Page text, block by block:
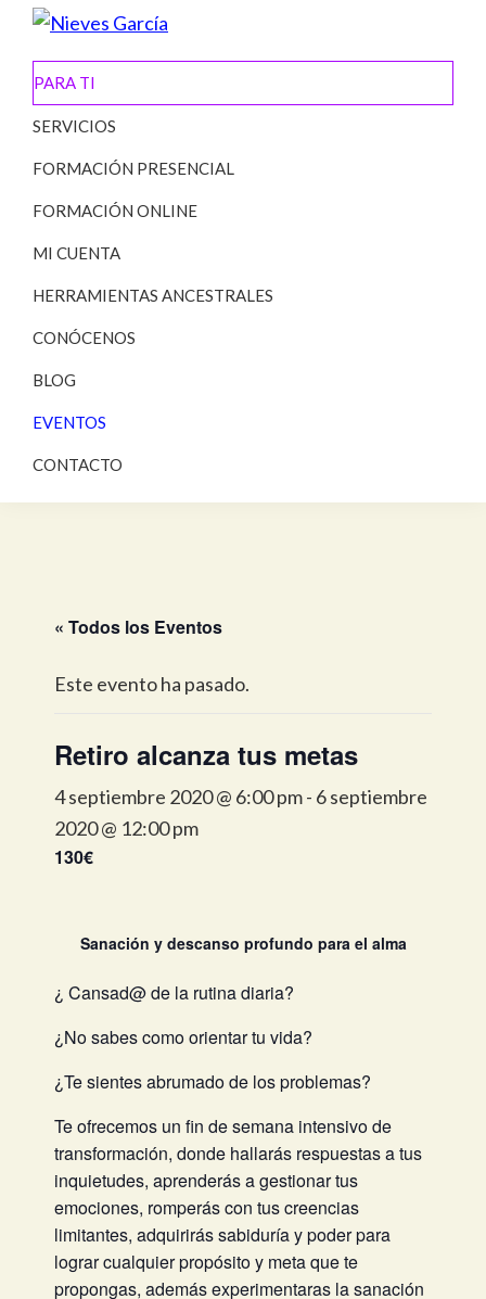
Saltar
navegación
Saltar
contenido
principal
García
tus
metas
propósito
PARA TI
SERVICIOS
FORMACIÓN PRESENCIAL
FORMACIÓN ONLINE
MI CUENTA
HERRAMIENTAS ANCESTRALES
CONÓCENOS
BLOG
EVENTOS
CONTACTO
« Todos los Eventos
Este evento ha pasado.
Retiro alcanza tus metas
4 septiembre 2020 @ 6:00 pm- 6 septiembre
2020 @ 12:00 pm
130€
Sanación y descanso profundo para el alma
¿ Cansad@ de la rutina diaria?
¿No sabes como orientar tu vida?
¿Te sientes abrumado de los problemas?
Te ofrecemos un fin de semana intensivo de
transformación, donde hallarás respuestas a tus
inquietudes, aprenderás a gestionar tus
emociones, romperás con tus creencias
limitantes, adquirirás sabiduría y poder para
lograr cualquier propósito y meta que te
propongas, además experimentaras la sanación